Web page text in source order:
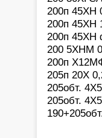
200п 45ХН
200п 45ХН
200п 45ХН
200 5ХНМ
200п
205п 20Х
205обт.
205обт.